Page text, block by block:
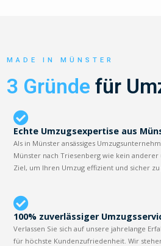
MADE IN MÜNSTER
3 Gründe für
Echte Umzugsexpertise aus
Als in Münster ansässiges
Münster nach Triesenberg wie kein
Ziel, um Ihren Umzug effizient und sicher zu
100% zuverlässiger
Verlassen Sie sich auf unsere jahrelange
für höchste Kundenzufriedenheit. Wir